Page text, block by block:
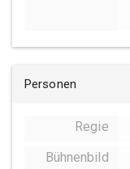
Personen
Regie
Bühnenbild